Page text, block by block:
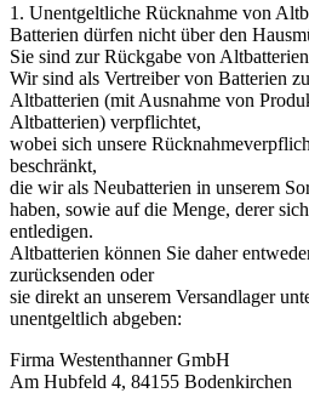
1. Unentgeltliche Rücknahme von
Batterien dürfen nicht über den
Sie sind zur Rückgabe von
Wir sind als Vertreiber von Batterien
Altbatterien (mit Ausnahme von
Altbatterien) verpflichtet,
wobei sich unsere
beschränkt,
die wir als Neubatterien in unserem
haben, sowie auf die Menge, derer
entledigen.
Altbatterien können Sie daher
zurücksenden oder
sie direkt an unserem Versandlager
unentgeltlich abgeben:
Firma Westenthanner GmbH
Am Hubfeld 4, 84155 Bodenkirchen